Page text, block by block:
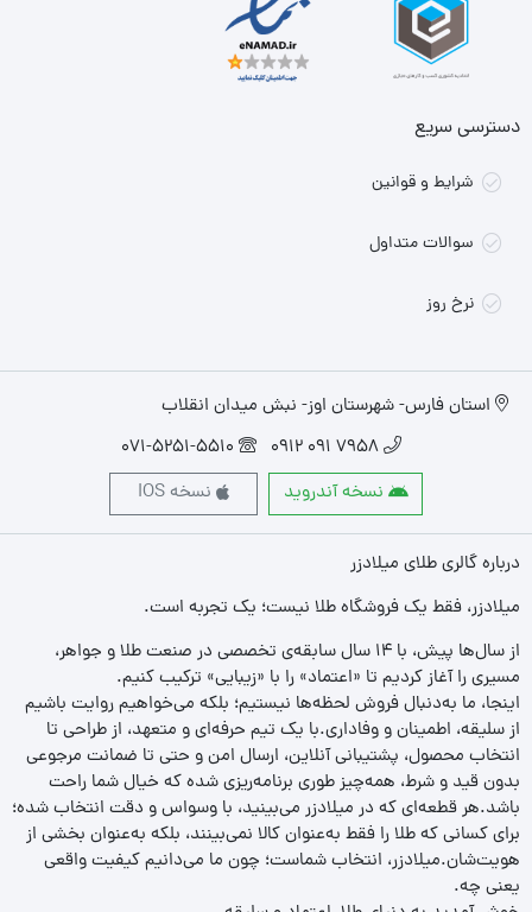
دسترسی سریع
شرایط و قوانین
سوالات متداول
نرخ روز
استان فارس- شهرستان اوز- نبش میدان انقلاب
7958 091 0912
071-5251-5510
نسخه آندروید
نسخه IOS
درباره گالری طلای میلادزر
میلادزر، فقط یک فروشگاه طلا نیست؛ یک تجربه‌ است.
از سال‌ها پیش، با ۱۴ سال سابقه‌ی تخصصی در صنعت طلا و جواهر،
مسیری را آغاز کردیم تا «اعتماد» را با «زیبایی» ترکیب کنیم.
اینجا، ما به‌دنبال فروش لحظه‌ها نیستیم؛ بلکه می‌خواهیم روایت باشیم
از سلیقه، اطمینان و وفاداری.با یک تیم حرفه‌ای و متعهد، از طراحی تا
انتخاب محصول، پشتیبانی آنلاین، ارسال امن و حتی تا ضمانت مرجوعی
بدون قید و شرط، همه‌چیز طوری برنامه‌ریزی شده که خیال شما راحت
باشد.هر قطعه‌ای که در میلادزر می‌بینید، با وسواس و دقت انتخاب شده؛
برای کسانی که طلا را فقط به‌عنوان کالا نمی‌بینند، بلکه به‌عنوان بخشی از
هویت‌شان.میلادزر، انتخاب شماست؛ چون ما می‌دانیم کیفیت واقعی
یعنی چه.